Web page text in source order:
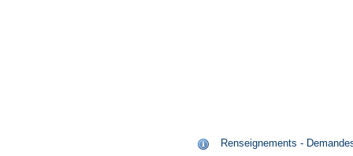
Renseignements -